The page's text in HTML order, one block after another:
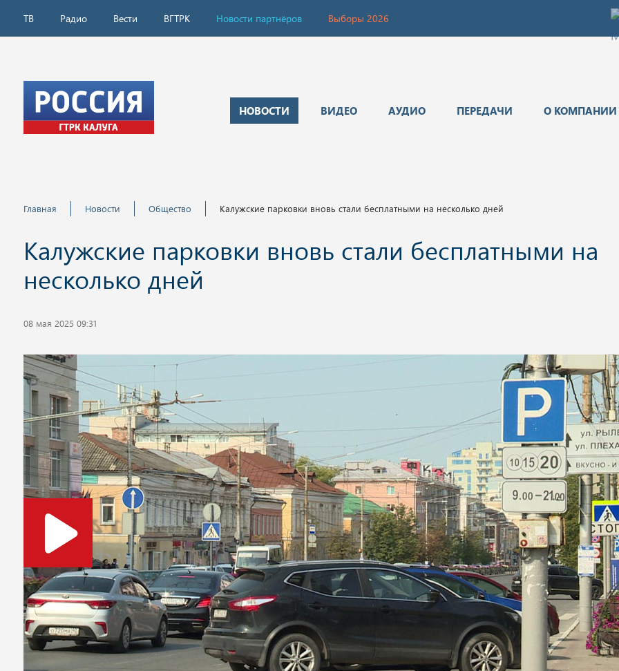
ТВ Радио Вести ВГТРК Новости партнёров Выборы 2026
НОВОСТИ ВИДЕО АУДИО ПЕРЕДАЧИ О КОМПАНИИ
Главная Новости Общество Калужские парковки вновь стали бесплатными на несколько дней
Калужские парковки вновь стали бесплатными на
несколько дней
08 мая 2025 09:31